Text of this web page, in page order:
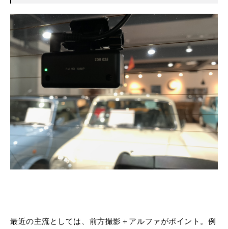
最近の主流としては、前方撮影＋アルファがポイント。例